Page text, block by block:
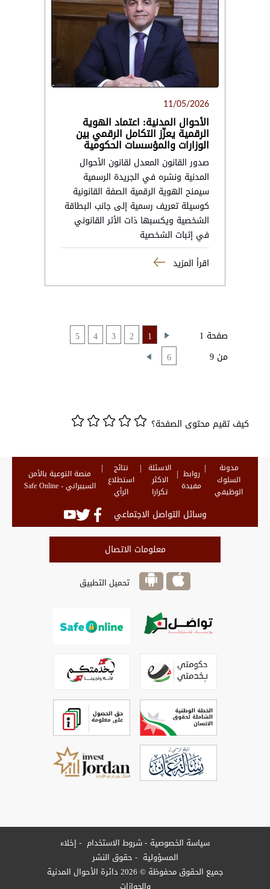
11/05/2026
الأحوال المدنية: اعتماد الهوية
الرقمية يعزّز التكامل الرقمي بين
الوزارات والمؤسسات الحكومية
صدور القانون المعدل لقانون الأحوال
المدنية ونشره في الجريدة الرسمية
سيمنح الهوية الرقمية الصفة القانونية
كوسيلة تعريف رسمية إلى جانب البطاقة
الشخصية ويكسبها ذات الأثر القانوني
في إثبات الشخصية
اقرأ المزيد
صفحة 1
من 9
1
2
3
4
5
6
كيف تقيم محتوى الصفحة؟
مدونة
السلوك
الوظيفي
روابط
مفيدة
الاسئلة
الاكثر
تكرارا
نتائج
استطلاع
الرأي
منصة التوعية بالأمن
السيبراني - Safe Online
وسائل التواصل الاجتماعي
معلومات الاتصال
تحميل التطبيق
سياسة الخصوصية شروط الاستخدام
إخلاء
المسؤولية
حقوق النشر
جميع الحقوق محفوظة © 2026 دائرة الأحوال المدنية